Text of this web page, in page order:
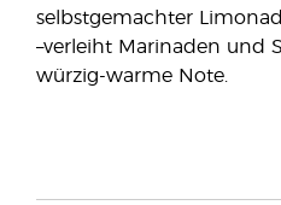
selbstgemachter
–verleiht Marinaden und
würzig-warme Note.